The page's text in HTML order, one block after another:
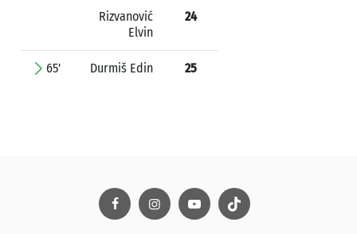
Rizvanović
Elvin
24
65' Durmiš Edin 25